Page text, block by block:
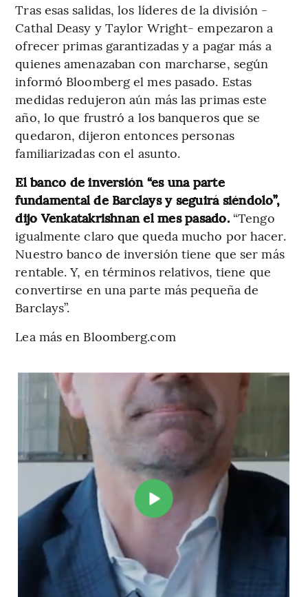
Tras esas salidas, los líderes de la división -
Cathal Deasy y Taylor Wright- empezaron a
ofrecer primas garantizadas y a pagar más a
quienes amenazaban con marcharse, según
informó Bloomberg el mes pasado. Estas
medidas redujeron aún más las primas este
año, lo que frustró a los banqueros que se
quedaron, dijeron entonces personas
familiarizadas con el asunto.
El banco de inversión “es una parte
fundamental de Barclays y seguirá siéndolo”,
dijo Venkatakrishnan el mes pasado.“Tengo
igualmente claro que queda mucho por hacer.
Nuestro banco de inversión tiene que ser más
rentable. Y, en términos relativos, tiene que
convertirse en una parte más pequeña de
Barclays”.
Lea más en Bloomberg.com